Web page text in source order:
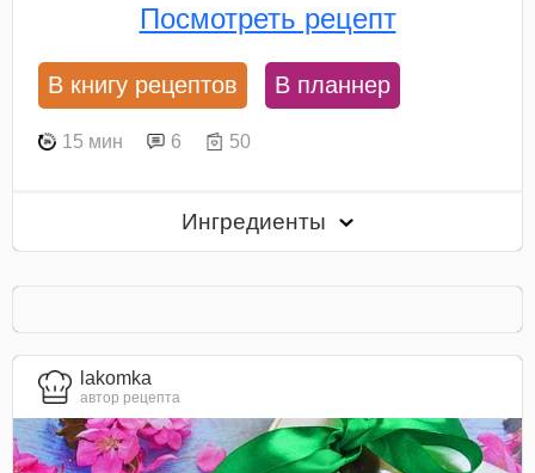
Посмотреть рецепт
В книгу рецептов В планнер
15 мин 6 50
Ингредиенты
lakomka
автор рецепта